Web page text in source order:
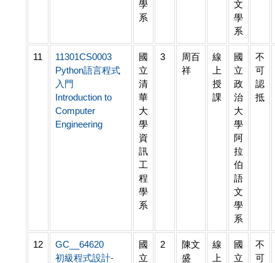
學
系
文
學
系
11
11301CS0003
Python語言程式
入門
Introduction to
Computer
Engineering
國
立
清
華
大
學
資
訊
工
程
學
系
3
周百
祥
線
上
授
課
國
立
政
治
大
學
阿
拉
伯
語
文
學
系
不
可
認
抵
12
GC__64620
初級程式設計-
國
立
2
陳文
盛
線
上
國
立
不
可